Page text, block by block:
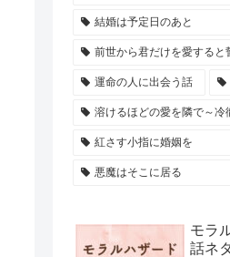
結婚は予定日のあと
前世から君だけを愛すると
運命の人に出会う話
溶けるほどの愛を隣で～冷
紅さす小指に婚姻を
悪魔はそこに居る
モラ
話ネ